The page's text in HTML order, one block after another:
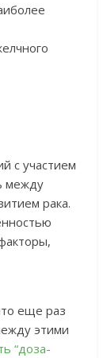
с участием
между
рака.
еще раз
этими
“доза-